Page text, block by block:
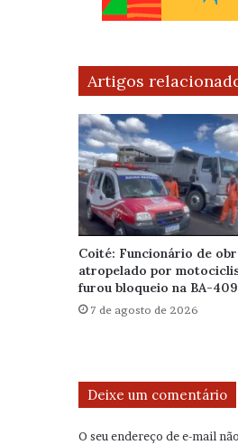
Artigos
Coité: Funcionário de
atropelado por
furou bloqueio na BA-409
7 de agosto de 2026
Deixe um comentário
O seu endereço de e-mail